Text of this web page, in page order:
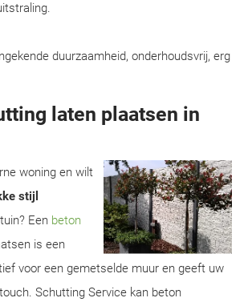
duurzaamheid, onderhoudsvrij, erg
laten plaatsen in
woning en wilt
stijl
Een beton
is een
voor een gemetselde muur en geeft uw
Schutting Service kan beton